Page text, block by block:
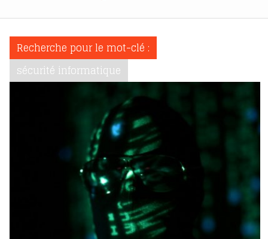
Recherche pour le mot-clé :
sécurité informatique